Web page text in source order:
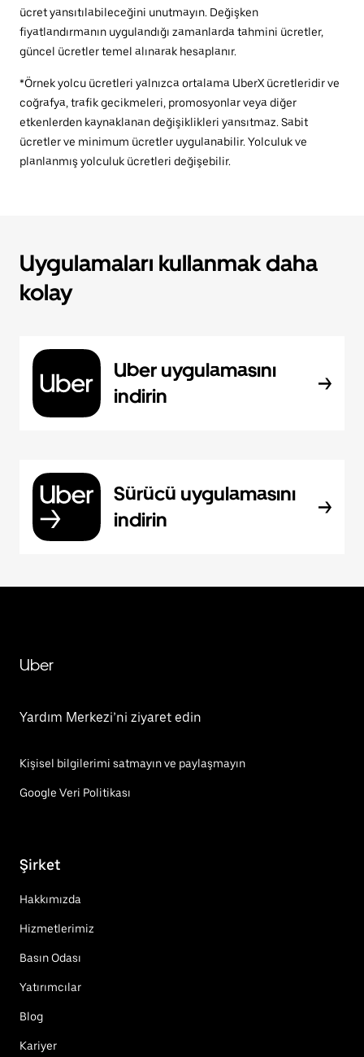
ücret yansıtılabileceğini unutmayın. Değişken
fiyatlandırmanın uygulandığı zamanlarda tahmini ücretler,
güncel ücretler temel alınarak hesaplanır.
*Örnek yolcu ücretleri yalnızca ortalama UberX ücretleridir ve
coğrafya, trafik gecikmeleri, promosyonlar veya diğer
etkenlerden kaynaklanan değişiklikleri yansıtmaz. Sabit
ücretler ve minimum ücretler uygulanabilir. Yolculuk ve
planlanmış yolculuk ücretleri değişebilir.
Uygulamaları kullanmak daha
kolay
Uber uygulamasını
indirin
Sürücü uygulamasını
indirin
Uber
Yardım Merkezi’ni ziyaret edin
Kişisel bilgilerimi satmayın ve paylaşmayın
Google Veri Politikası
Şirket
Hakkımızda
Hizmetlerimiz
Basın Odası
Yatırımcılar
Blog
Kariyer